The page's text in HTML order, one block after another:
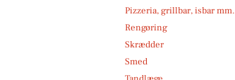
Pizzeria, grillbar, isbar mm.
Rengøring
Skrædder
Smed